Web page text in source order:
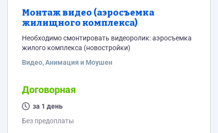
Монтаж видео (аэросъемка
жилищного комплекса)
Необходимо смонтировать видеоролик: аэросъемка
жилого комплекса (новостройки)
Видео, Анимация и Моушен
Договорная
за 1 день
Без предоплаты